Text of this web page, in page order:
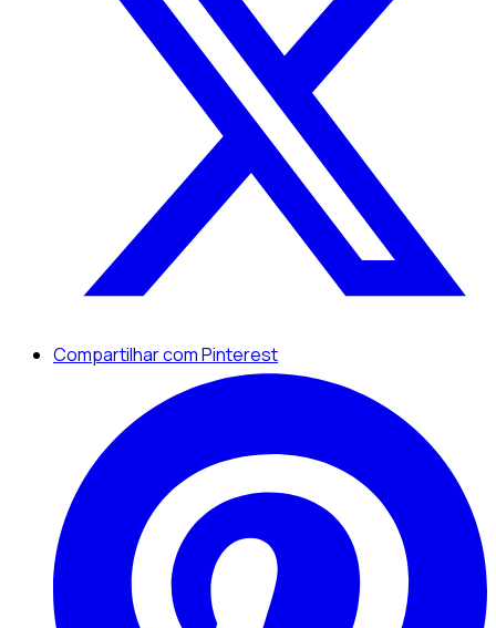
Compartilhar com Pinterest